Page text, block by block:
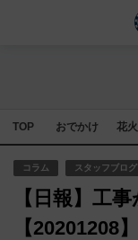
TOP おでかけ 花火
コラム スタッフブログ
【日報】工
【20201208】